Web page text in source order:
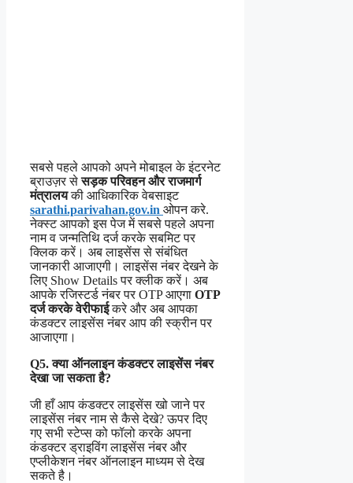
सबसे पहले आपको अपने मोबाइल के इंटरनेट
ब्राउज़र सेसड़क परिवहन और राजमार्ग
मंत्रालयकी आधिकारिक वेबसाइट
sarathi.parivahan.gov.in ओपन करे.
नेक्स्ट आपको इस पेज में सबसे पहले अपना
नाम व जन्मतिथि दर्ज करके सबमिट पर
क्लिक करें। अब लाइसेंस से संबंधित
जानकारी आजाएगी। लाइसेंस नंबर देखने के
लिए Show Details पर क्लीक करें। अब
आपके रजिस्टर्ड नंबर पर OTP आएगा OTP
दर्ज करके वेरीफाईकरे और अब आपका
कंडक्टर लाइसेंस नंबर आप की स्क्रीन पर
आजाएगा।
Q5. क्या ऑनलाइन कंडक्टर लाइसेंस नंबर
देखा जा सकता है?
जी हाँ आप कंडक्टर लाइसेंस खो जाने पर
लाइसेंस नंबर नाम से कैसे देखे? ऊपर दिए
गए सभी स्टेप्स को फॉलो करके अपना
कंडक्टर ड्राइविंग लाइसेंस नंबर और
एप्लीकेशन नंबर ऑनलाइन माध्यम से देख
सकते है।